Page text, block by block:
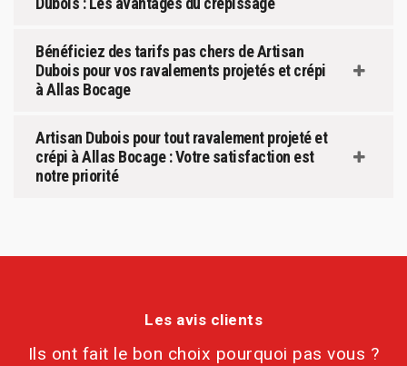
Bénéficiez des tarifs pas chers de Artisan
Dubois pour vos ravalements projetés et crépi
à Allas Bocage
Artisan Dubois pour tout ravalement projeté et
crépi à Allas Bocage : Votre satisfaction est
notre priorité
Les avis clients
Ils ont fait le bon choix pourquoi pas vous ?